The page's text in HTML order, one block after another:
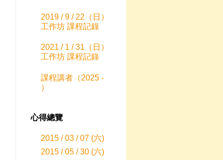
2019 / 9 / 22（日）
工作坊 課程記錄
2021 / 1 / 31（日）
工作坊 課程記錄
課程講者（2025 -
）
心得總覽
2015 / 03 / 07 (六)
2015 / 05 / 30 (六)